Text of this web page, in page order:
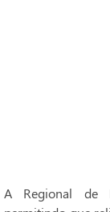
A Regional de